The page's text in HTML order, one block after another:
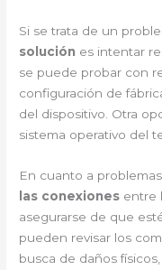
Si se trata de un
solución es intentar
se puede probar con
configuración de
del dispositivo. Otra
sistema operativo del
En cuanto a
las conexiones entre
asegurarse de que
pueden revisar los
busca de daños